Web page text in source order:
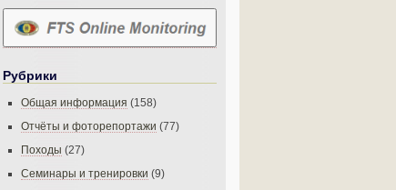
Рубрики
Общая информация (158)
Отчёты и фоторепортажи (77)
Походы (27)
Семинары и тренировки (9)